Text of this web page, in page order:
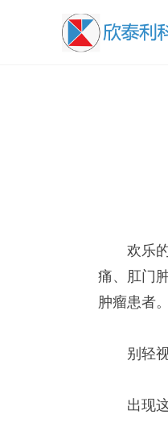
欢乐
痛、肛门
肿瘤患者。
别轻
出现